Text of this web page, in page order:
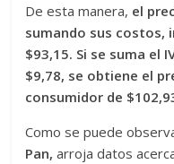
De esta manera, el
sumando sus costos,
$93,15. Si se suma el
$9,78, se obtiene el
consumidor de
Como se puede
Pan,arroja datos